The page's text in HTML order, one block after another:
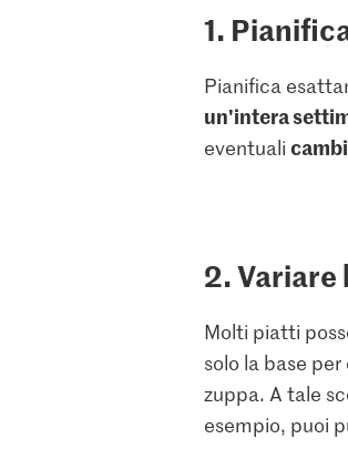
1.
Pianifica
un'intera
eventuali
2.
Molti piatti
solo la base
zuppa. A tale
esempio, puoi